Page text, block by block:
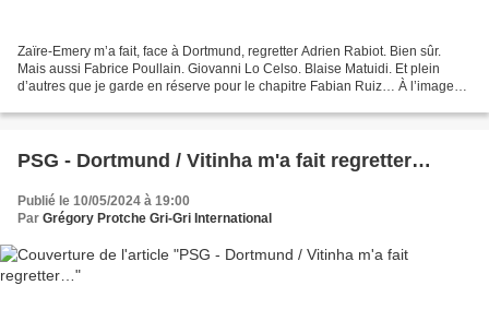
Zaïre-Emery m’a fait, face à Dortmund, regretter Adrien Rabiot. Bien sûr.
Mais aussi Fabrice Poullain. Giovanni Lo Celso. Blaise Matuidi. Et plein
d’autres que je garde en réserve pour le chapitre Fabian Ruiz… À l’image
PSG - Dortmund / Vitinha m'a fait regretter…
Publié le 10/05/2024 à 19:00
Par Grégory Protche Gri-Gri International